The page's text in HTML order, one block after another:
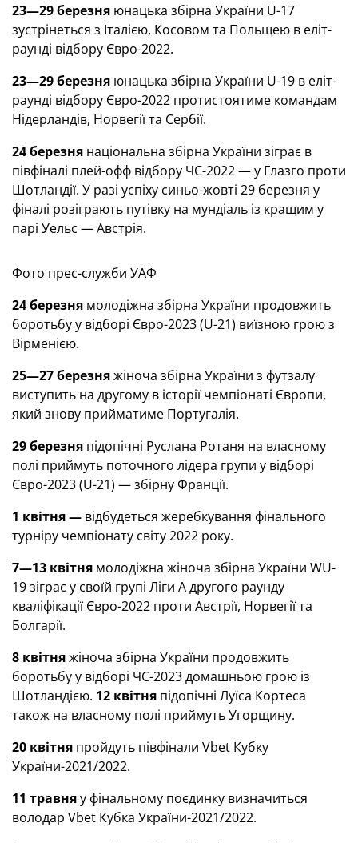
23—29 березня юнацька збірна України U-17
зустрінеться з Італією, Косовом та Польщею в еліт-
раунді відбору Євро-2022.
23—29 березня юнацька збірна України U-19 в еліт-
раунді відбору Євро-2022 протистоятиме командам
Нідерландів, Норвегії та Сербії.
24 березня національна збірна України зіграє в
півфіналі плей-офф відбору ЧС-2022 — у Глазго проти
Шотландії. У разі успіху синьо-жовті 29 березня у
фіналі розіграють путівку на мундіаль із кращим у
парі Уельс — Австрія.
Фото прес-служби УАФ
24 березня молодіжна збірна України продовжить
боротьбу у відборі Євро-2023 (U-21) виїзною грою з
Вірменією.
25—27 березняжіноча збірна України з футзалу
виступить на другому в історії чемпіонаті Європи,
який знову прийматиме Португалія.
29 березня підопічні Руслана Ротаня на власному
полі приймуть поточного лідера групи у відборі
Євро-2023 (U-21) — збірну Франції.
1 квітня — відбудеться жеребкування фінального
турніру чемпіонату світу 2022 року.
7—13 квітня молодіжна жіноча збірна України WU-
19 зіграє у своїй групі Ліги А другого раунду
кваліфікації Євро-2022 проти Австрії, Норвегії та
Болгарії.
8 квітняжіноча збірна України продовжить
боротьбу у відборі ЧС-2023 домашньою грою із
Шотландією. 12 квітня підопічні Луїса Кортеса
також на власному полі приймуть Угорщину.
20 квітня пройдуть півфінали Vbet Кубку
України-2021/2022.
11 травняу фінальному поєдинку визначиться
володар Vbet Кубка України-2021/2022.